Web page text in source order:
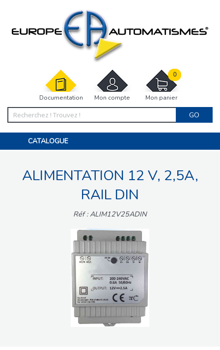
Documentation Mon compte Mon panier
0
GO
CATALOGUE
MOTORISATIONS
ACCESSOIRES ET ELECTRONIQUES
INTERPHONES VISIOPHONES
ALIMENTATION 12 V, 2,5A,
RAIL DIN
Réf : ALIM12V25ADIN